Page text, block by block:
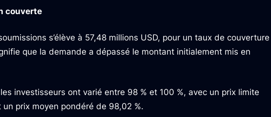
couverte
s’élève à 57,48 millions USD, pour un taux de couverture
que la demande a dépassé le montant initialement mis en
investisseurs ont varié entre 98 % et 100 %, avec un prix limite
prix moyen pondéré de 98,02 %.